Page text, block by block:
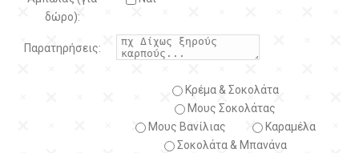
δώρο):
Παρατηρήσεις:
Κρέμα & Σοκολάτα
Μους Σοκολάτας
Μους Βανίλιας
Καραμέλα
Σοκολάτα & Μπανάνα